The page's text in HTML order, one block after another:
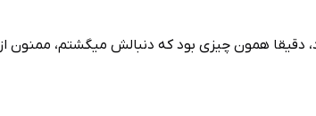
همون چیزی بود که دنبالش میگشتم، ممنون از